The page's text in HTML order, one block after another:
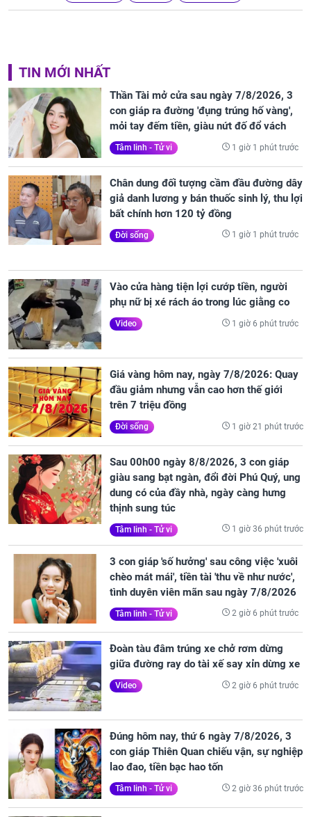
TIN MỚI NHẤT
Thần Tài mở cửa sau ngày 7/8/2026, 3
con giáp ra đường 'đụng trúng hố vàng',
mỏi tay đếm tiền, giàu nứt đố đổ vách
Tâm linh - Tử vi 1 giờ 1 phút trước
Chân dung đối tượng cầm đầu đường dây
giả danh lương y bán thuốc sinh lý, thu lợi
bất chính hơn 120 tỷ đồng
Đời sống 1 giờ 1 phút trước
Vào cửa hàng tiện lợi cướp tiền, người
phụ nữ bị xé rách áo trong lúc giằng co
Video 1 giờ 6 phút trước
Giá vàng hôm nay, ngày 7/8/2026: Quay
đầu giảm nhưng vẫn cao hơn thế giới
trên 7 triệu đồng
Đời sống 1 giờ 21 phút trước
Sau 00h00 ngày 8/8/2026, 3 con giáp
giàu sang bạt ngàn, đổi đời Phú Quý, ung
dung có của đầy nhà, ngày càng hưng
thịnh sung túc
Tâm linh - Tử vi 1 giờ 36 phút trước
3 con giáp 'số hưởng' sau công việc 'xuôi
chèo mát mái', tiền tài 'thu về như nước',
tình duyên viên mãn sau ngày 7/8/2026
Tâm linh - Tử vi 2 giờ 6 phút trước
Đoàn tàu đâm trúng xe chở rơm dừng
giữa đường ray do tài xế say xỉn dừng xe
Video 2 giờ 6 phút trước
Đúng hôm nay, thứ 6 ngày 7/8/2026, 3
con giáp Thiên Quan chiếu vận, sự nghiệp
lao đao, tiền bạc hao tốn
Tâm linh - Tử vi 2 giờ 36 phút trước